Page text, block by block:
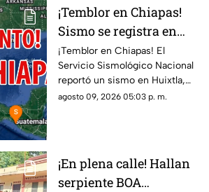
¡Temblor en Chiapas!
Sismo se registra en
Huixtla HOY: epicentro
y magnitud
¡Temblor en Chiapas! El
Servicio Sismológico Nacional
reportó un sismo en Huixtla,
Chiapas. Aquí te contamos
agosto 09, 2026 05:03 p. m.
¡En plena calle! Hallan
serpiente BOA